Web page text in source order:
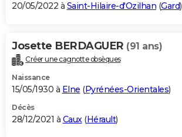
20/05/2022 à Saint-Hilaire-d'Ozilhan (Gard)
Josette BERDAGUER (91 ans)
Créer une cagnotte obsèques
Naissance
15/05/1930 à Elne (Pyrénées-Orientales)
Décès
28/12/2021 à Caux(Hérault)